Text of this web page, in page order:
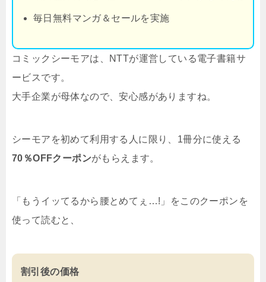
毎日無料マンガ＆セールを実施
コミックシーモアは、NTTが運営している電子書籍サ
ービスです。
大手企業が母体なので、安心感がありますね。
シーモアを初めて利用する人に限り、1冊分に使える
70％OFFクーポンがもらえます。
「もうイッてるから腰とめてぇ…!」をこのクーポンを
使って読むと、
割引後の価格